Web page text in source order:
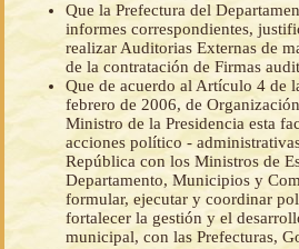
Que la Prefectura del
informes correspondientes,
realizar Auditorias Externas de
de la contratación de Firmas
Que de acuerdo al Artículo 4 de
febrero de 2006, de
Ministro de la Presidencia esta
acciones político -
República con los Ministros de
Departamento, Municipios y
formular, ejecutar y coordinar
fortalecer la gestión y el
municipal, con las Prefecturas,